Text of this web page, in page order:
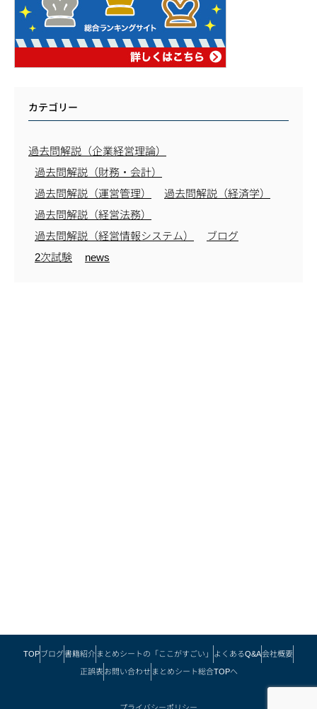
カテゴリー
過去問解説（企業経営理論）
過去問解説（財務・会計）
過去問解説（運営管理）
過去問解説（経済学）
過去問解説（経営法務）
過去問解説（経営情報システム）
ブログ
2次試験
news
TOPブログ書籍紹介 まとめシートの「ここがすごい」 よくあるQ&A会社概要
正誤表 お問い合わせ まとめシート総合TOPへ